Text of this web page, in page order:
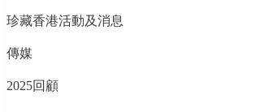
珍藏香港活動及消息
傳媒
2025回顧